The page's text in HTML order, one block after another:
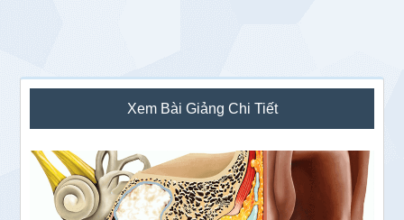
Sidebar
chính
Xem Bài Giảng Chi Tiết